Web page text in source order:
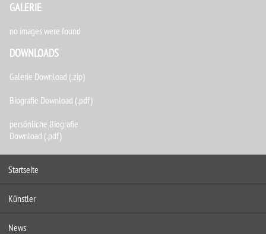
GALERIE
no images were found
DOWNLOADS
Galerie Download (.zip)
Biografie Download (.pdf)
persönliche Biografie
Download (.pdf)
Startseite
Künstler
News